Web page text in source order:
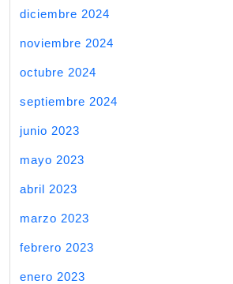
diciembre 2024
noviembre 2024
octubre 2024
septiembre 2024
junio 2023
mayo 2023
abril 2023
marzo 2023
febrero 2023
enero 2023